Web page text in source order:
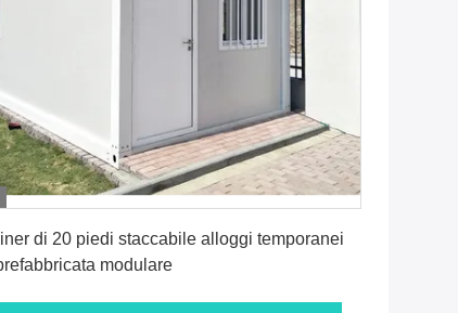
di 20 piedi staccabile alloggi temporanei
modulare